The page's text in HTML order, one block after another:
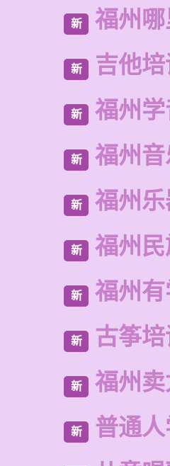
新 福州
新 吉他
新 福州
新 福州
新 福州
新 福州
新 福州
新 古筝
新 福州
新 普通